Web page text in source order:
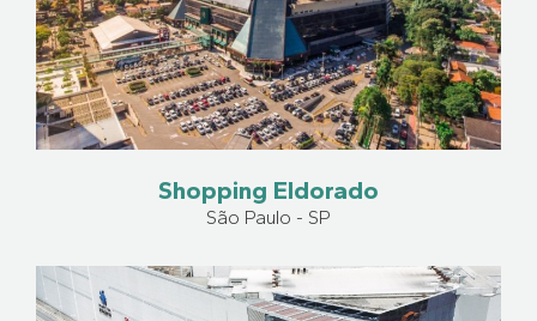
Shopping Eldorado
São Paulo - SP